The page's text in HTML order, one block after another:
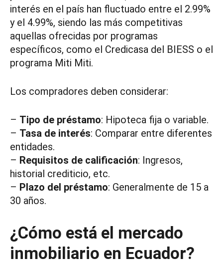
interés en el país han fluctuado entre el 2.99%
y el 4.99%, siendo las más competitivas
aquellas ofrecidas por programas
específicos, como el Credicasa del BIESS o el
programa Miti Miti.
Los compradores deben considerar:
– Tipo de préstamo: Hipoteca fija o variable.
– Tasa de interés: Comparar entre diferentes
entidades.
– Requisitos de calificación: Ingresos,
historial crediticio, etc.
– Plazo del préstamo: Generalmente de 15 a
30 años.
¿Cómo está el mercado
inmobiliario en Ecuador?